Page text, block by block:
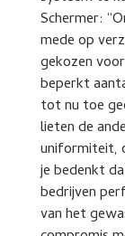
Schermer:
mede op
gekozen
beperkt
tot nu toe
lieten de
uniformiteit,
je bedenkt
bedrijven
van het